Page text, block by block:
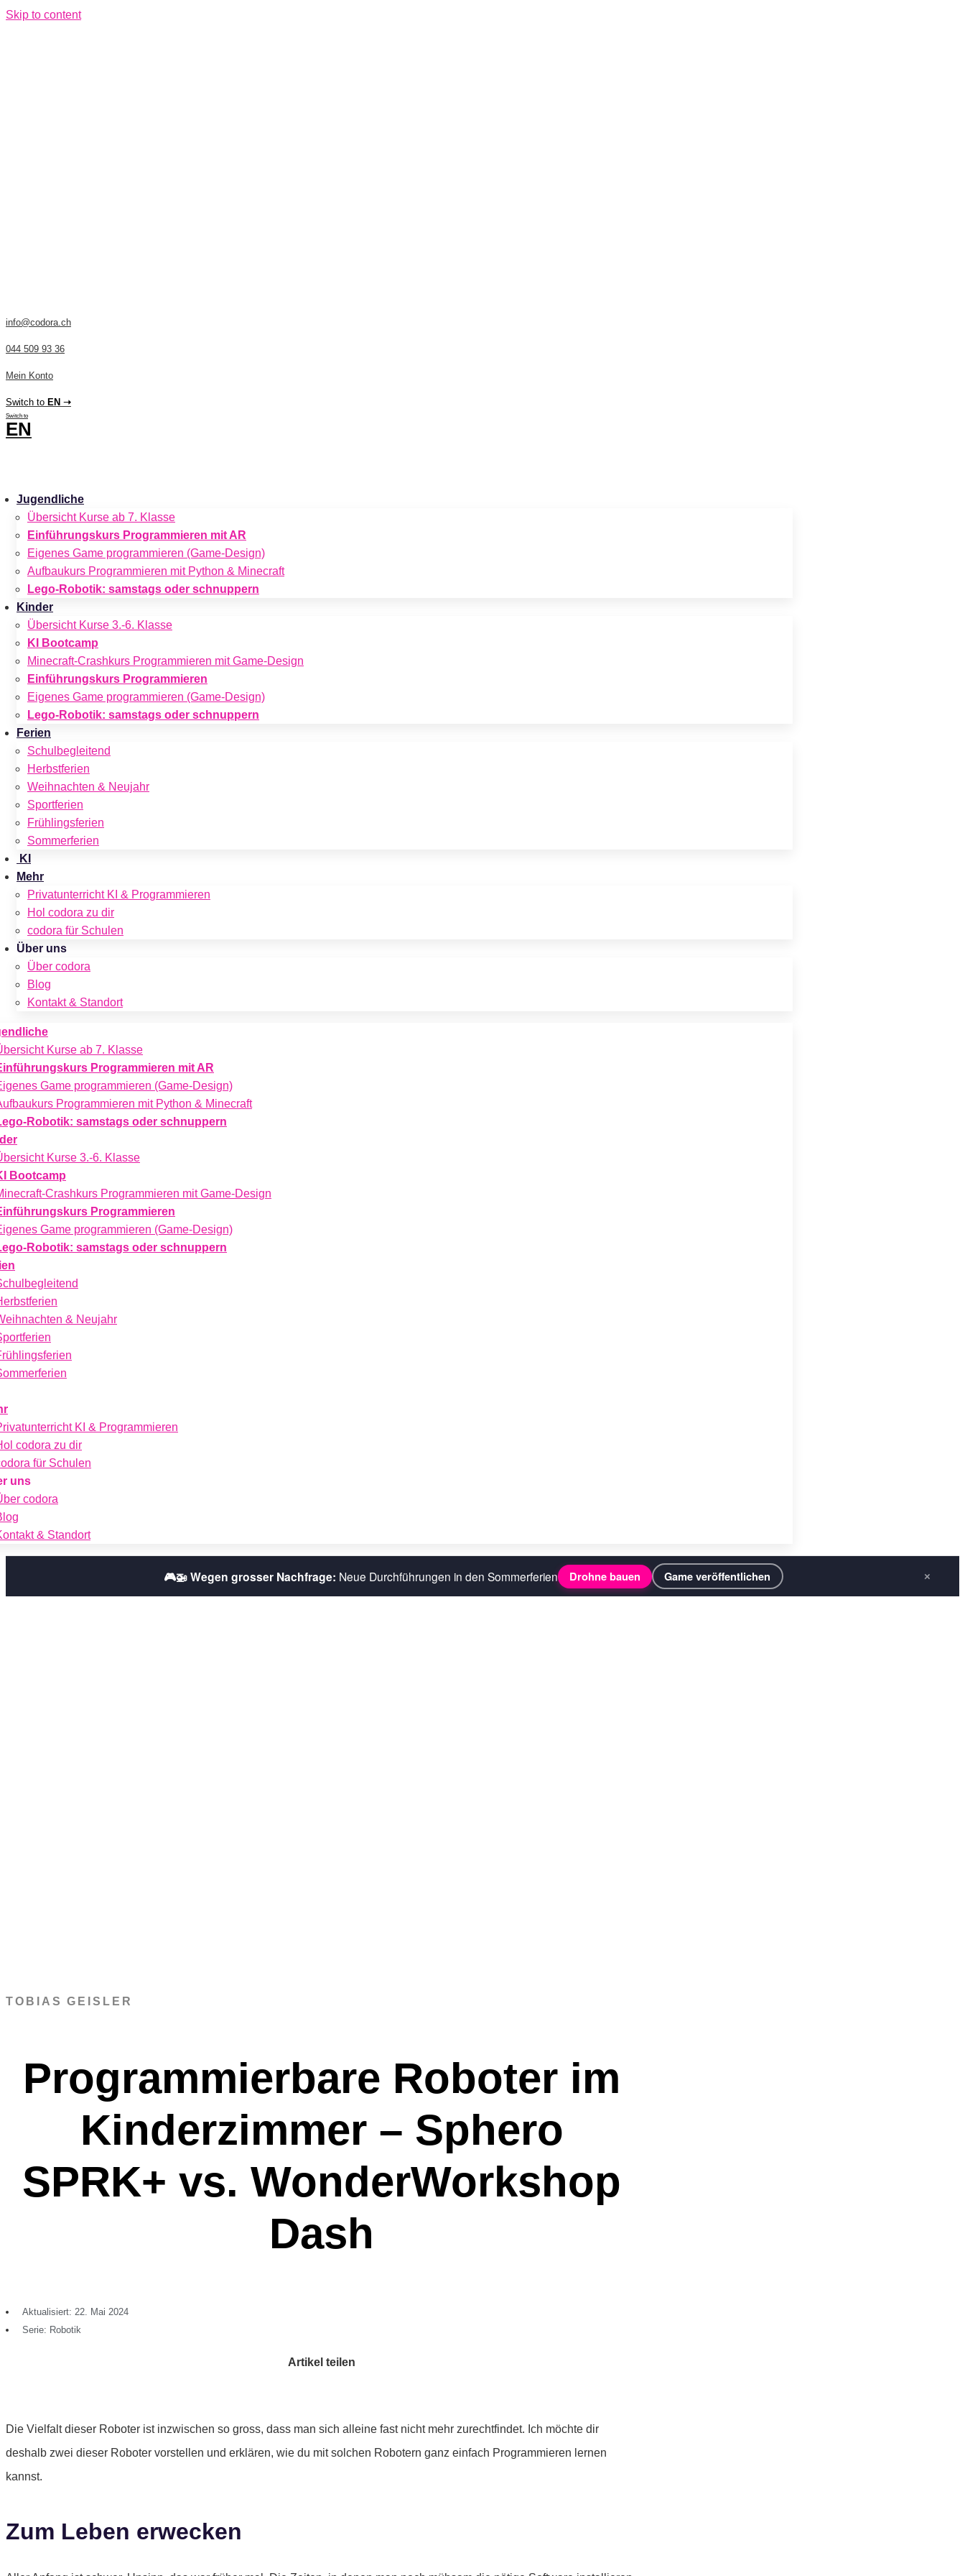
Skip to content
info@codora.ch
044 509 93 36
Mein Konto
Switch to EN ➝
Switch to
EN
Jugendliche
Übersicht Kurse ab 7. Klasse
Einführungskurs Programmieren mit AR
Eigenes Game programmieren (Game-Design)
Aufbaukurs Programmieren mit Python & Minecraft
Lego-Robotik: samstags oder schnuppern
Kinder
Übersicht Kurse 3.-6. Klasse
KI Bootcamp
Minecraft-Crashkurs Programmieren mit Game-Design
Einführungskurs Programmieren
Eigenes Game programmieren (Game-Design)
Lego-Robotik: samstags oder schnuppern
Ferien
Schulbegleitend
Herbstferien
Weihnachten & Neujahr
Sportferien
Frühlingsferien
Sommerferien
KI
Mehr
Privatunterricht KI & Programmieren
Hol codora zu dir
codora für Schulen
Über uns
Über codora
Blog
Kontakt & Standort
Kurse ab 7. Klasse
Programmieren mit AR
Game programmieren (Game-Design)
Programmieren mit Python & Minecraft
Robotik: samstags oder schnuppern
Kurse 3.-6. Klasse
Bootcamp
Crashkurs Programmieren mit Game-Design
Programmieren
Game programmieren (Game-Design)
Robotik: samstags oder schnuppern
& Neujahr
KI & Programmieren
codora zu dir
für Schulen
uns
codora
& Standort
🎮🚁 Wegen grosser Nachfrage: Neue Durchführungen in den Sommerferien Drohne bauen Game veröffentlichen ×
TOBIAS GEISLER
Programmierbare Roboter im
Kinderzimmer – Sphero
SPRK+ vs. WonderWorkshop
Dash
Aktualisiert: 22. Mai 2024
Serie: Robotik
Artikel teilen
Die Vielfalt dieser Roboter ist inzwischen so gross, dass man sich alleine fast nicht mehr zurechtfindet. Ich möchte dir
deshalb zwei dieser Roboter vorstellen und erklären, wie du mit solchen Robotern ganz einfach Programmieren lernen
kannst.
Zum Leben erwecken